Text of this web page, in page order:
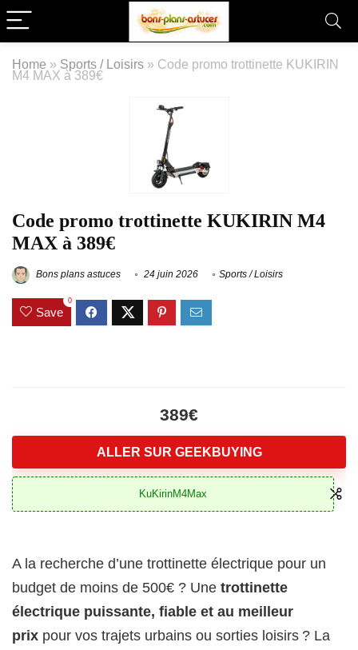
Home » Sports / Loisirs » Code promo trottinette KUKIRIN
M4 MAX à 389€
Code promo trottinette KUKIRIN M4
MAX à 389€
Bons plans astuces 24 juin 2026 Sports / Loisirs
Save
0
389€
ALLER SUR GEEKBUYING
KuKirinM4Max
A la recherche d’une trottinette électrique pour un
budget de moins de 500€ ? Une trottinette
électrique puissante, fiable et au meilleur
prix pour vos trajets urbains ou sorties loisirs ? La